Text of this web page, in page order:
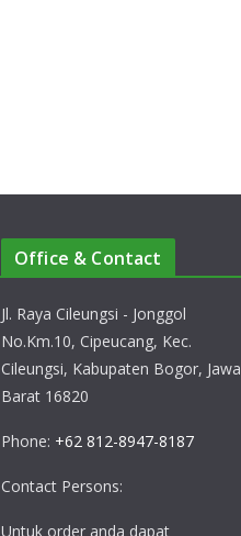
Office & Contact
Jl. Raya Cileungsi - Jonggol
No.Km.10, Cipeucang, Kec.
Cileungsi, Kabupaten Bogor, Jawa
Barat 16820
Phone: +62 812-8947-8187
Contact Persons:
Untuk order anda dapat